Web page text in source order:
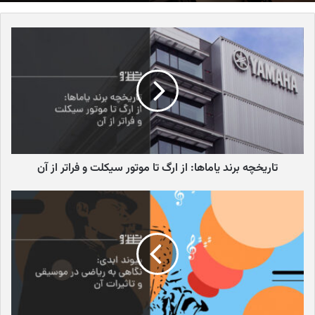
پایه‌های اولیه سازهای زهی مضرابی را بنا نهادند. کلمه «گیتار» نیز خود از
(که به معنای سیم است) نشات گرفته است که نشان‌دهنده ریشه‌های
عمیق آن در شرق است. شواهد باستان‌شناسی و نقاشی‌های دیواری،
وجود این سازها را در حدود ۴۰۰۰ سال پیش در تمدن‌هایی مانند سومر و
بابل تایید می‌کنند و نشان می‌دهند که موسیقی و سازها از همان ابتدا
جزء جدایی‌ناپذیر زندگی بشر بوده‌اند. این سازهای ابتدایی معمولا از مواد
طبیعی مانند پوست حیوانات، چوب و روده برای سیم‌ها ساخته
می‌شدند.
ظهور لوت و گیتاروی اسپانیایی: قرون
وسطی و رنسانس
در قرون وسطی و رنسانس، ساز لوت در اروپا به محبوبیت زیادی دست
یافت. لوت که شکلی شبیه به گلابی و پشت گرد داشت، شباهت‌های
زیادی به گیتار امروزی داشت، اما تفاوت‌های کلیدی نیز میان آنها وجود
تاریخچه برند یاماها: از ارگ تا موتور سیکلت و فراتر از آن